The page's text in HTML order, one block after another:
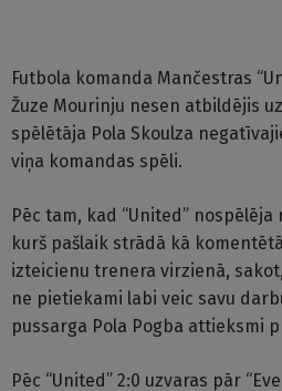
Futbola komanda Mančestras
Žuze Mourinju nesen atbildējis
spēlētāja Pola Skoulza
viņa komandas spēli.
Pēc tam, kad “United” nospēlēja
kurš pašlaik strādā kā
izteicienu trenera virzienā,
ne pietiekami labi veic savu
pussarga Pola Pogba attieksmi
Pēc “United” 2:0 uzvaras pār